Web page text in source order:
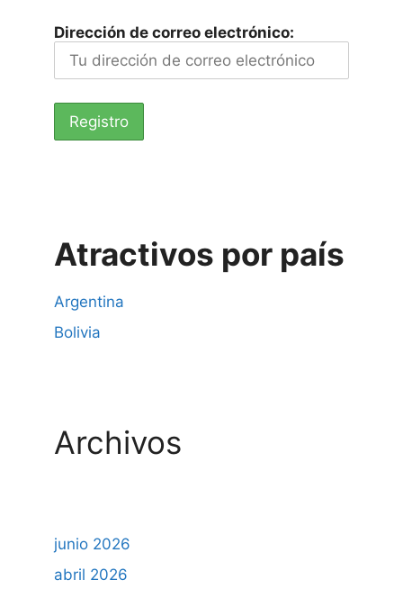
Dirección de correo electrónico:
Atractivos por país
Argentina
Bolivia
Archivos
junio 2026
abril 2026